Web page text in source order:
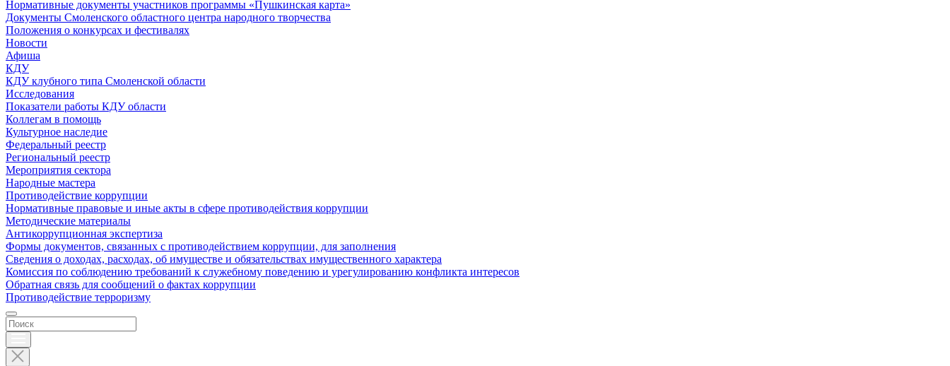
Нормативные документы участников программы «Пушкинская карта»
Документы Смоленского областного центра народного творчества
Положения о конкурсах и фестивалях
Новости
Афиша
КДУ
КДУ клубного типа Смоленской области
Исследования
Показатели работы КДУ области
Коллегам в помощь
Культурное наследие
Федеральный реестр
Региональный реестр
Мероприятия сектора
Народные мастера
Противодействие коррупции
Нормативные правовые и иные акты в сфере противодействия коррупции
Методические материалы
Антикоррупционная экспертиза
Формы документов, связанных с противодействием коррупции, для заполнения
Сведения о доходах, расходах, об имуществе и обязательствах имущественного характера
Комиссия по соблюдению требований к служебному поведению и урегулированию конфликта интересов
Обратная связь для сообщений о фактах коррупции
Противодействие терроризму